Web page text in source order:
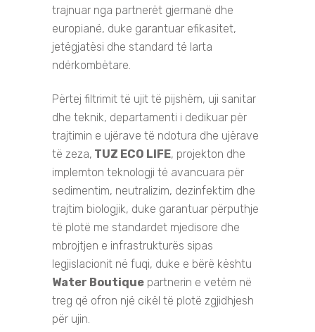
trajnuar nga partnerët gjermanë dhe
europianë, duke garantuar efikasitet,
jetëgjatësi dhe standard të larta
ndërkombëtare.
Përtej filtrimit të ujit të pijshëm, uji sanitar
dhe teknik, departamenti i dedikuar për
trajtimin e ujërave të ndotura dhe ujërave
të zeza, TUZ ECO LIFE, projekton dhe
implemton teknologji të avancuara për
sedimentim, neutralizim, dezinfektim dhe
trajtim biologjik, duke garantuar përputhje
të plotë me standardet mjedisore dhe
mbrojtjen e infrastrukturës sipas
legjislacionit në fuqi, duke e bërë kështu
Water Boutique partnerin e vetëm në
treg që ofron një cikël të plotë zgjidhjesh
për ujin.